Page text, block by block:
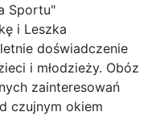
Sportu"
i Leszka
doświadczenie
i młodzieży. Obóz
zainteresowań
czujnym okiem